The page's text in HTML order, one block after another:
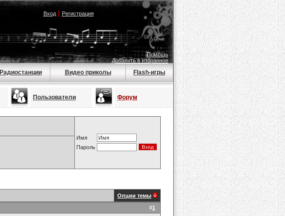
Вход| Регистрация
Помощь
Добавить в избранное
Радиостанции Видео приколы Flash-игры
Пользователи Форум
Имя
Пароль
Опции темы
#1